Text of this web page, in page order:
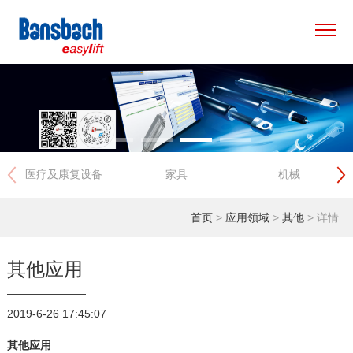
×
产品中心
应用领域
新闻资讯
关于我们
医疗及康复设备 家具 机械
首页 > 应用领域 >其他 > 详情
其他应用
2019-6-26 17:45:07
其他应用